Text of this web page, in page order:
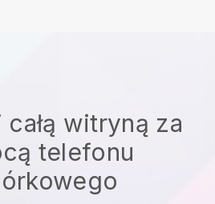
witryną za
telefonu